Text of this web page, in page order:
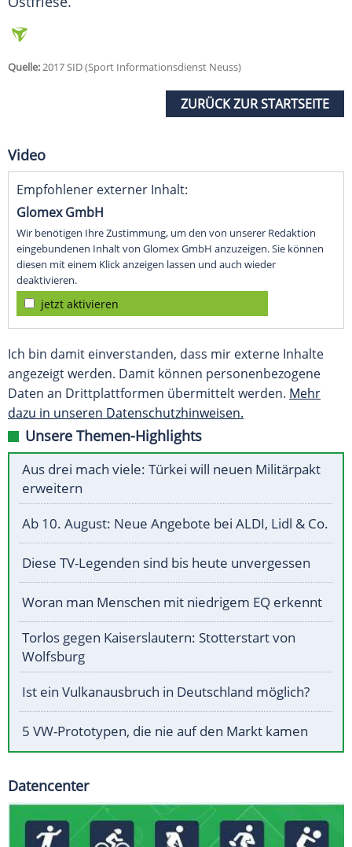
Quelle:2017 SID (Sport Informationsdienst Neuss)
ZURÜCK ZUR STARTSEITE
Video
Empfohlener externer Inhalt:
Glomex GmbH
Wir benötigen Ihre Zustimmung, um den von unserer Redaktion
eingebundenen Inhalt von Glomex GmbH anzuzeigen. Sie können
diesen mit einem Klick anzeigen lassen und auch wieder
deaktivieren.
jetzt aktivieren
Ich bin damit einverstanden, dass mir externe Inhalte
angezeigt werden. Damit können personenbezogene
Daten an Drittplattformen übermittelt werden. Mehr
dazu in unseren Datenschutzhinweisen.
Unsere Themen-Highlights
Aus drei mach viele: Türkei will neuen Militärpakt
erweitern
Ab 10. August: Neue Angebote bei ALDI, Lidl & Co.
Diese TV-Legenden sind bis heute unvergessen
Woran man Menschen mit niedrigem EQ erkennt
Torlos gegen Kaiserslautern: Stotterstart von
Wolfsburg
Ist ein Vulkanausbruch in Deutschland möglich?
5 VW-Prototypen, die nie auf den Markt kamen
Datencenter